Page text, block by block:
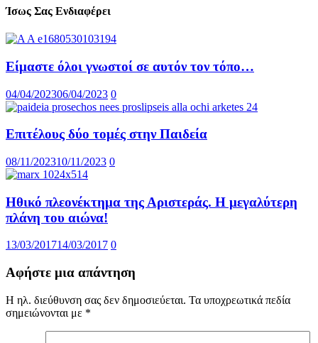
Ίσως Σας Ενδιαφέρει
Είμαστε όλοι γνωστοί σε αυτόν τον τόπο…
04/04/202306/04/2023 0
Επιτέλους δύο τομές στην Παιδεία
08/11/202310/11/2023 0
Ηθικό πλεονέκτημα της Αριστεράς. Η μεγαλύτερη
πλάνη του αιώνα!
13/03/201714/03/2017 0
Αφήστε μια απάντηση
Η ηλ. διεύθυνση σας δεν δημοσιεύεται. Τα υποχρεωτικά πεδία
σημειώνονται με *